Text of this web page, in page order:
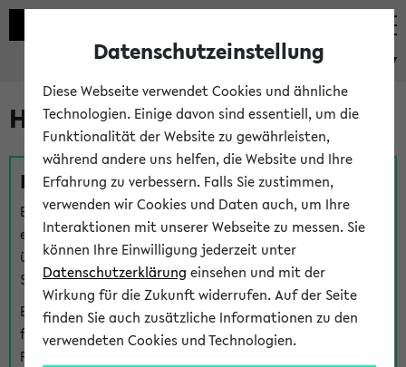
eKVV
Hilfe & Kontakt
Fragen zu einzelnen Veranstaltungen
Bei inhaltlichen und organisatorischen Fragen zu
einzelnen Veranstaltungen finden Sie Ansprechpersonen
über denFragen-Link bei jeder Veranstaltung. Der BIS
Support kann hier meist keine direkte Hilfe leisten.
Bei Veranstaltungen mit eKVV Teilnahmemanagement
finden Sie eine Auskunft über die Personen, die Ihre
Platzzuteilung im eKVV eingetragen haben, auf der
Datenschutzeinstellung
Diese Webseite verwendet Cookies und ähnliche
Technologien. Einige davon sind essentiell, um die
Funktionalität der Website zu gewährleisten,
während andere uns helfen, die Website und Ihre
Erfahrung zu verbessern. Falls Sie zustimmen,
verwenden wir Cookies und Daten auch, um Ihre
Interaktionen mit unserer Webseite zu messen. Sie
können Ihre Einwilligung jederzeit unter
Datenschutzerklärung einsehen und mit der
Wirkung für die Zukunft widerrufen. Auf der Seite
finden Sie auch zusätzliche Informationen zu den
verwendeten Cookies und Technologien.